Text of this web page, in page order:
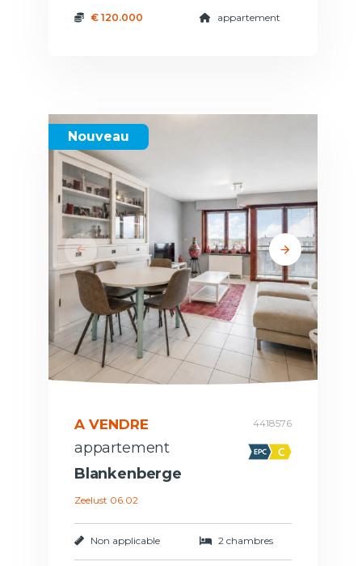
€ 120.000 appartement
Nouveau
A VENDRE 4418576
appartement
Blankenberge
Zeelust 06.02
Non applicable 2 chambres